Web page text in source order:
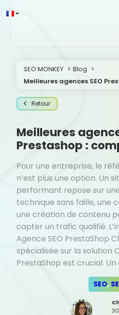
SEO MONKEY
Blog
Retour
Meilleures
Prestashop :
Pour une entreprise, le
n’est plus une option. Un
performant repose sur
technique sans faille, une
une création de contenu
capter un trafic qualifié.
Agence SEO PrestaShop
spécialisée sur la solution
PrestaShop est crucial.
SEO,